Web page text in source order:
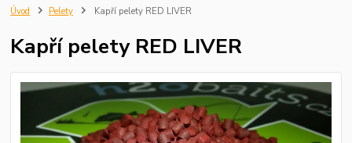
Úvod Pelety Kapří pelety RED LIVER
Kapří pelety RED LIVER